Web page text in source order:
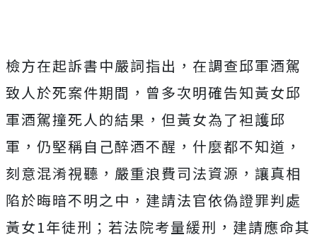
檢方在起訴書中嚴詞指出， 在調查邱軍酒駕
致人於死案件期間，曾多次明確告知黃女邱
軍酒駕撞死人的結果， 但黃女為了袒護邱
軍，仍堅稱自己醉酒不醒，什麼都不知道，
刻意混淆視聽，嚴重浪費司法資源， 讓真相
陷於晦暗不明之中，建請法官依偽證罪判處
黃女1年徒刑；若法院考量緩刑，建請應命其